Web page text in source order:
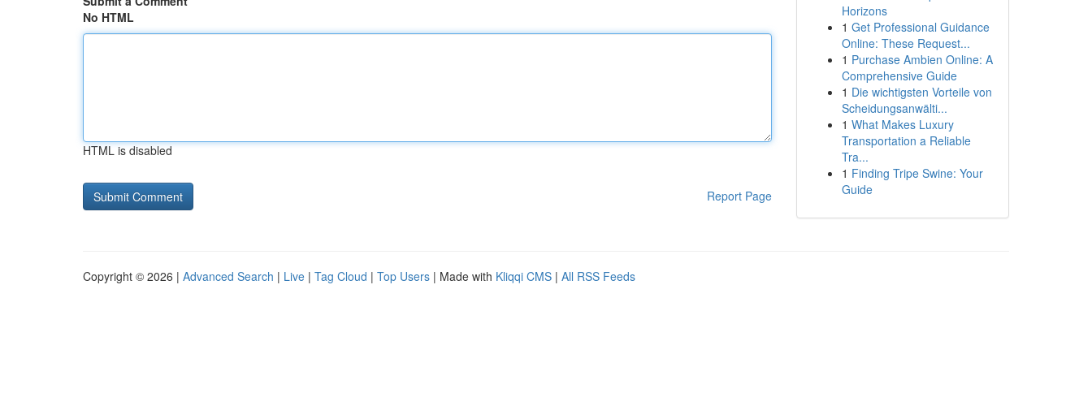
No HTML
HTML is disabled
Report Page
Horizons
1 Get Professional Guidance
Online: These Request...
1 Purchase Ambien Online: A
Comprehensive Guide
1 Die wichtigsten Vorteile von
Scheidungsanwälti...
1 What Makes Luxury
Transportation a Reliable
Tra...
1 Finding Tripe Swine: Your
Guide
Copyright © 2026 | Advanced Search | Live | Tag Cloud | Top Users | Made with Kliqqi CMS | All RSS Feeds